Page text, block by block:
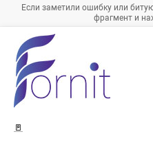
Если заметили ошибку или
фрагмент и
🚪